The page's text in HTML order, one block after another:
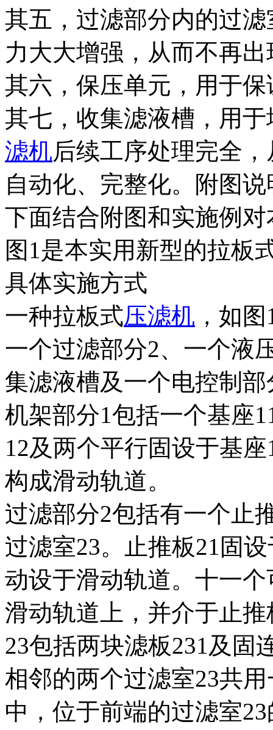
其五，过滤部分内的过
力大大增强，从而不再
其六，保压单元，用于
其七，收集滤液槽，用
滤机后续工序处理完全
自动化、完整化。附图说
下面结合附图和实施例
图1是本实用新型的拉板
具体实施方式
一种拉板式压滤机 ，如
一个过滤部分2、一个液
集滤液槽及一个电控制部
机架部分1包括一个基座
12及两个平行固设于基
构成滑动轨道。
过滤部分2包括有一个止
过滤室23。止推板21固
动设于滑动轨道。十一
滑动轨道上，并介于止
23包括两块滤板231及固
相邻的两个过滤室23共
中，位于前端的过滤室